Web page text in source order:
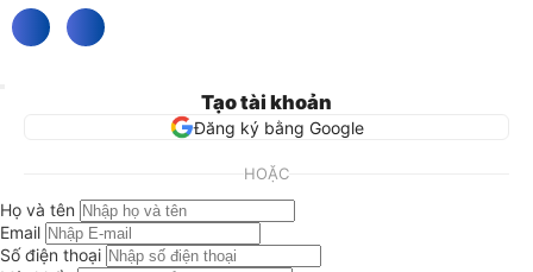
Tạo tài khoản
Đăng ký bằng Google
HOẶC
Họ và tên
Email
Số điện thoại